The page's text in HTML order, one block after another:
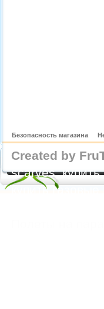
Безопасность магазина
Created by
scarves, купить
купить